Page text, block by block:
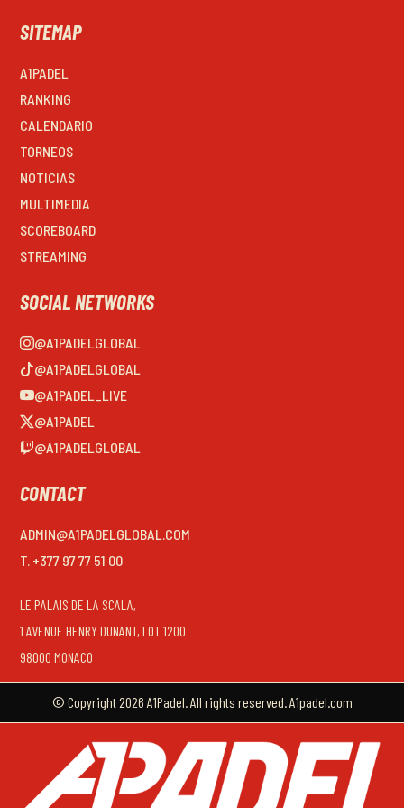
SITEMAP
A1PADEL
RANKING
CALENDARIO
TORNEOS
NOTICIAS
MULTIMEDIA
SCOREBOARD
STREAMING
SOCIAL NETWORKS
@A1PADELGLOBAL
@A1PADELGLOBAL
@A1PADEL_LIVE
@A1PADEL
@A1PADELGLOBAL
CONTACT
ADMIN@A1PADELGLOBAL.COM
T. +377 97 77 51 00
LE PALAIS DE LA SCALA,
1 AVENUE HENRY DUNANT, LOT 1200
98000 MONACO
© Copyright 2026 A1Padel. All rights reserved. A1padel.com